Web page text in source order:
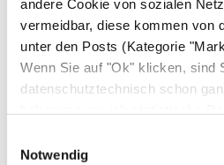
andere Cookie von sozialen
vermeidbar, diese kommen von
unter den Posts (Kategorie
Wenn Sie auf "Ok" klicken, sind
datenschutztechnisch schon
Notwendig
Juli 2018(1)
Juni 2018
(1)
April 2018(1)
Januar 2018